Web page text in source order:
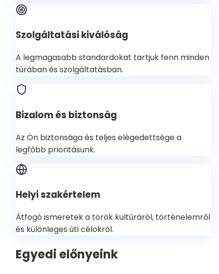
Szolgáltatási kiválóság
A legmagasabb standardokat tartjuk fenn minden
túrában és szolgáltatásban.
Bizalom és biztonság
Az Ön biztonsága és teljes elégedettsége a
legfőbb prioritásunk.
Helyi szakértelem
Átfogó ismeretek a török kultúráról, történelemről
és különleges úti célokról.
Egyedi előnyeink